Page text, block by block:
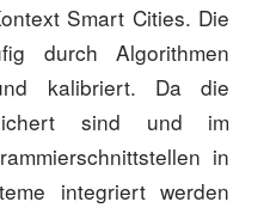
Smart Cities. Die
durch Algorithmen
kalibriert. Da die
sind und im
in
integriert werden